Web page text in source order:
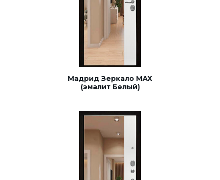
Мадрид Зеркало МАХ
(эмалит Белый)